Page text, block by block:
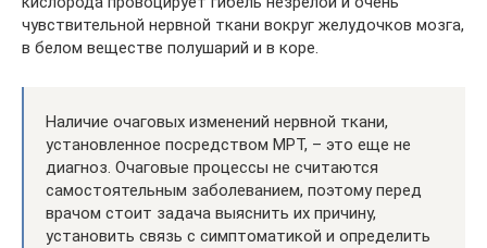
чувствительной нервной ткани вокруг желудочков мозга,
в белом веществе полушарий и в коре.
Наличие очаговых изменений нервной ткани,
установленное посредством МРТ, – это еще не
диагноз. Очаговые процессы не считаются
самостоятельным заболеванием, поэтому перед
врачом стоит задача выяснить их причину,
установить связь с симптоматикой и определить